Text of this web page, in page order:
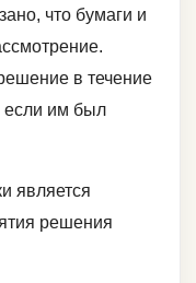
что бумаги и
в течение
если им был
является
решения